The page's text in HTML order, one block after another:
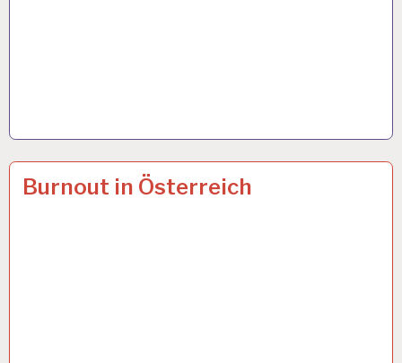
12-
STUNDEN-
Burnout in Österreich
14 APR. 2024